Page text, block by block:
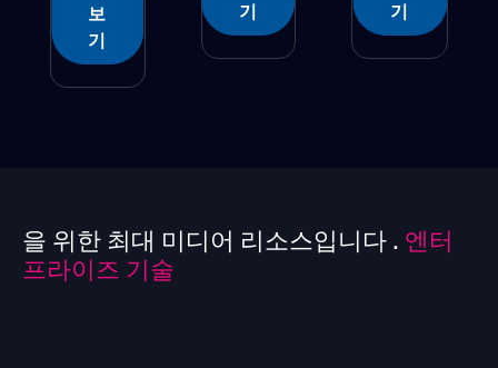
보
기
기
기
을 위한 최대 미디어 리소스입니다 . 엔터
프라이즈 기술